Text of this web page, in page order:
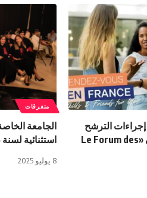
الترشح
والدورة الرابعة من صالون «Le Forum des
متفرقات
استثنائية لسنة 2025
8 يوليو 2025